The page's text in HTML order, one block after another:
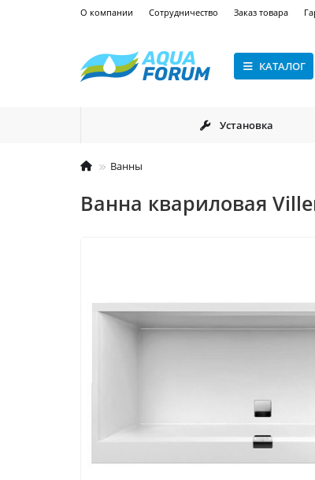
О компании Сотрудничество Заказ товара
КАТАЛОГ
Установка
Ванны
Ванна квариловая